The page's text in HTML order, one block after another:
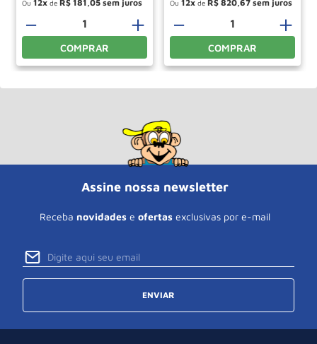
Ou 12 de R$ 181 05
＋
－
COMPRAR
Ou 12 de R$ 820 67
＋
－
COMPRAR
Assine nossa newsletter
Receba novidades e ofertas exclusivas por e-mail
ENVIAR